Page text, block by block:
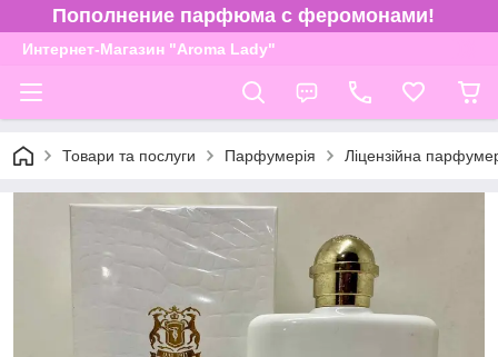
Пополнение парфюма с феромонами!
Интернет-Магазин "Aroma Lady"
Товари та послуги Парфумерія Ліцензійна